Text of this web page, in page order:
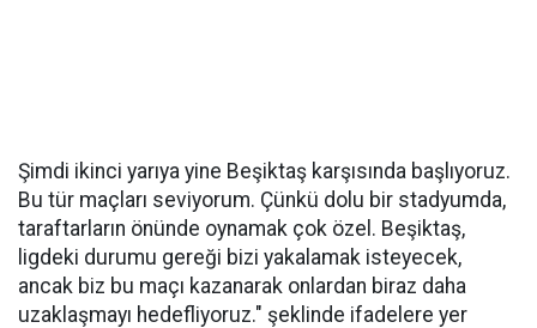
Şimdi ikinci yarıya yine Beşiktaş karşısında başlıyoruz.
Bu tür maçları seviyorum. Çünkü dolu bir stadyumda,
taraftarların önünde oynamak çok özel. Beşiktaş,
ligdeki durumu gereği bizi yakalamak isteyecek,
ancak biz bu maçı kazanarak onlardan biraz daha
uzaklaşmayı hedefliyoruz." şeklinde ifadelere yer